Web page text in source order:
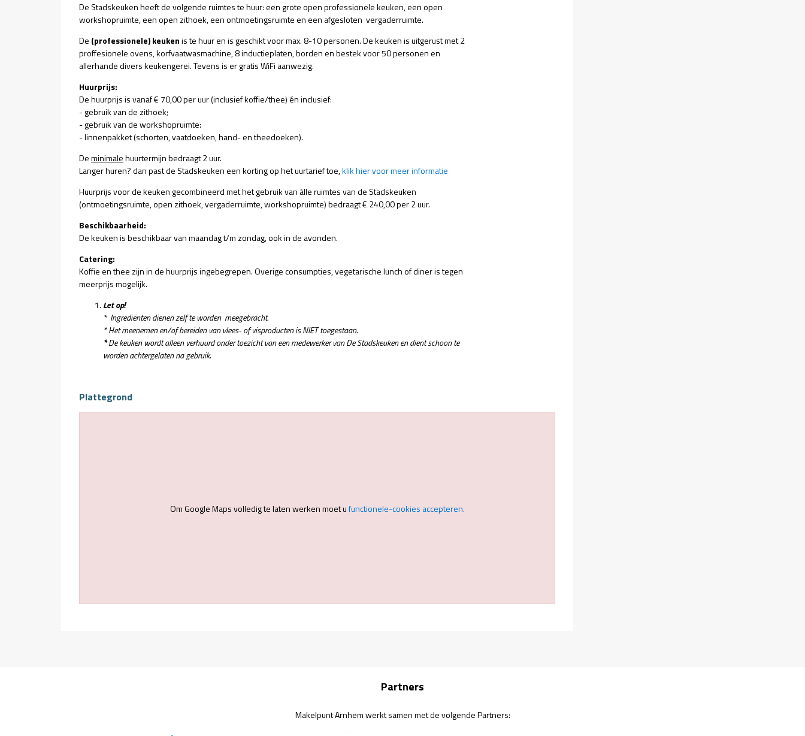
De Stadskeuken heeft de volgende ruimtes te huur: een grote open professionele keuken, een open
workshopruimte, een open zithoek, een ontmoetingsruimte en een afgesloten vergaderruimte.
De (professionele) keukenis te huur en is geschikt voor max. 8-10 personen. De keuken is uitgerust met 2
proffesionele ovens, korfvaatwasmachine, 8 inductieplaten, borden en bestek voor 50 personen en
allerhande divers keukengerei. Tevens is er gratis WiFi aanwezig.
Huurprijs:
De huurprijs is vanaf € 70,00 per uur (inclusief koffie/thee) én inclusief:
- gebruik van de zithoek;
- gebruik van de workshopruimte:
- linnenpakket (schorten, vaatdoeken, hand- en theedoeken).
Deminimalehuurtermijn bedraagt 2 uur.
Langer huren? dan past de Stadskeuken een korting op het uurtarief toe,klik hier voor meer informatie
Huurprijs voor de keuken gecombineerd met het gebruik van álle ruimtes van de Stadskeuken
(ontmoetingsruimte, open zithoek, vergaderruimte, workshopruimte) bedraagt € 240,00 per 2 uur.
Beschikbaarheid:
De keuken is beschikbaar van maandag t/m zondag, ook in de avonden.
Catering:
Koffie en thee zijn in de huurprijs ingebegrepen. Overige consumpties, vegetarische lunch of diner is tegen
meerprijs mogelijk.
Let op!
* Ingrediënten dienen zelf te worden meegebracht.
* Het meenemen en/of bereiden van vlees- of visproducten is NIET toegestaan.
*De keuken wordt alleen verhuurd onder toezicht van een medewerker van De Stadskeuken en dient schoon te
worden achtergelaten na gebruik.
Plattegrond
Om Google Maps volledig te laten werken moet ufunctionele-cookies accepteren.
Partners
Makelpunt Arnhem werkt samen met de volgende Partners: